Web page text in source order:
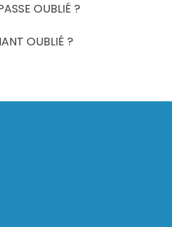
OUBLIÉ ?
OUBLIÉ ?